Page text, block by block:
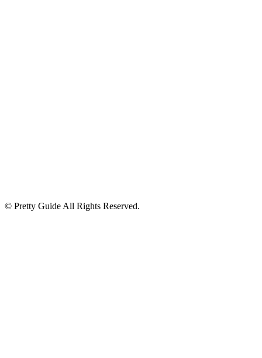
© Pretty Guide All Rights Reserved.